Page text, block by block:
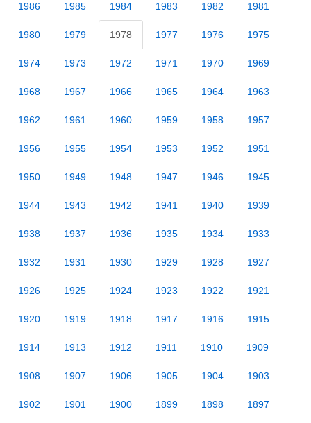
1986 1985 1984 1983 1982 1981
1980 1979 1978 1977 1976 1975
1974 1973 1972 1971 1970 1969
1968 1967 1966 1965 1964 1963
1962 1961 1960 1959 1958 1957
1956 1955 1954 1953 1952 1951
1950 1949 1948 1947 1946 1945
1944 1943 1942 1941 1940 1939
1938 1937 1936 1935 1934 1933
1932 1931 1930 1929 1928 1927
1926 1925 1924 1923 1922 1921
1920 1919 1918 1917 1916 1915
1914 1913 1912 1911 1910 1909
1908 1907 1906 1905 1904 1903
1902 1901 1900 1899 1898 1897